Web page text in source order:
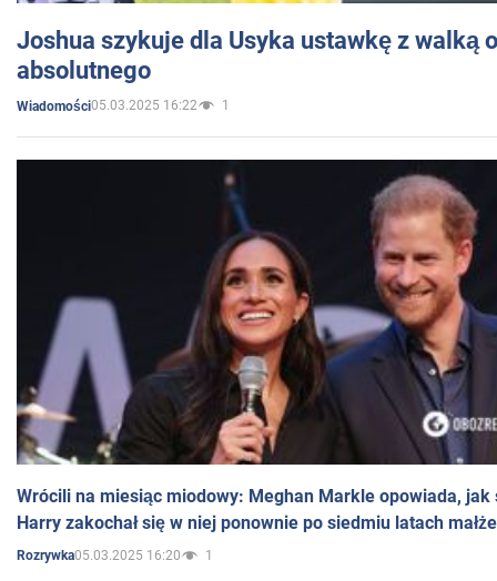
Joshua szykuje dla Usyka ustawkę z walką
absolutnego
Wiadomości05.03.2025 16:22 1
Wrócili na miesiąc miodowy: Meghan Markle opowiada, jak
Harry zakochał się w niej ponownie po siedmiu latach
Rozrywka05.03.2025 16:20 1